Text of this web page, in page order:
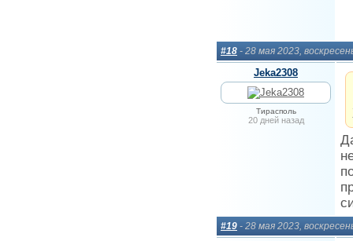
#18 - 28 мая 2023,
Jeka2308
Тирасполь
20 дней назад
#19 - 28 мая 2023,